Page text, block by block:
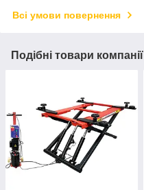
Всі умови повернення
Подібні товари компанії